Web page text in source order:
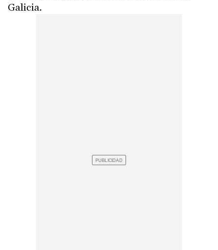
Galicia.